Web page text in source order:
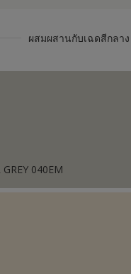
ผสมผสานกับเฉดสีกลาง
GREY 040EM